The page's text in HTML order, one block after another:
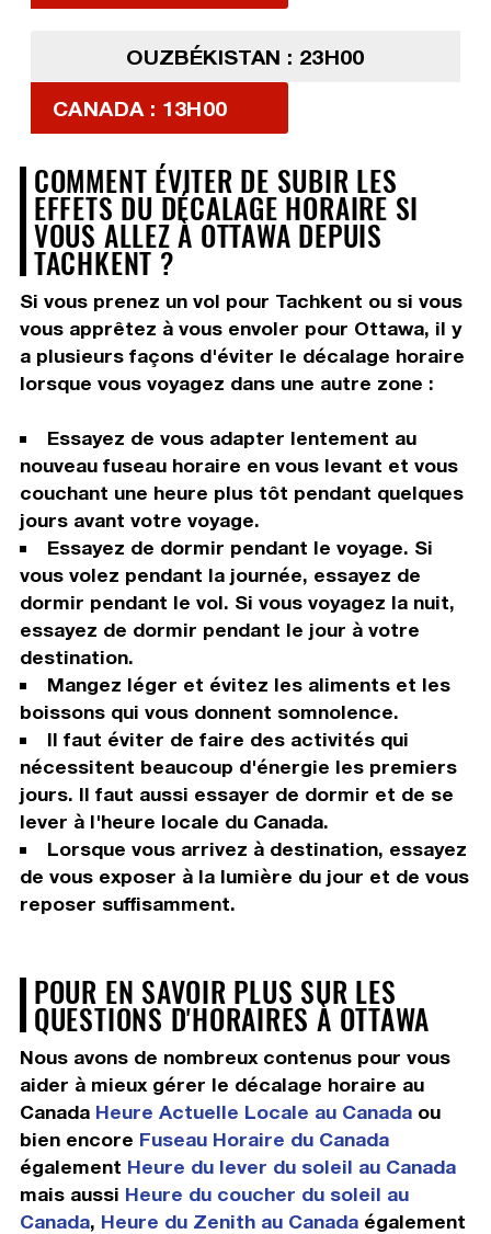
OUZBÉKISTAN : 23H00
CANADA : 13H00
COMMENT ÉVITER DE SUBIR LES
EFFETS DU DÉCALAGE HORAIRE SI
VOUS ALLEZ À OTTAWA DEPUIS
TACHKENT ?
Si vous prenez un vol pour Tachkent ou si vous
vous apprêtez à vous envoler pour Ottawa, il y
a plusieurs façons d'éviter le décalage horaire
lorsque vous voyagez dans une autre zone :
Essayez de vous adapter lentement au
nouveau fuseau horaire en vous levant et vous
couchant une heure plus tôt pendant quelques
jours avant votre voyage.
Essayez de dormir pendant le voyage. Si
vous volez pendant la journée, essayez de
dormir pendant le vol. Si vous voyagez la nuit,
essayez de dormir pendant le jour à votre
destination.
Mangez léger et évitez les aliments et les
boissons qui vous donnent somnolence.
Il faut éviter de faire des activités qui
nécessitent beaucoup d'énergie les premiers
jours. Il faut aussi essayer de dormir et de se
lever à l'heure locale du Canada.
Lorsque vous arrivez à destination, essayez
de vous exposer à la lumière du jour et de vous
reposer suffisamment.
POUR EN SAVOIR PLUS SUR LES
QUESTIONS D'HORAIRES À OTTAWA
Nous avons de nombreux contenus pour vous
aider à mieux gérer le décalage horaire au
Canada Heure Actuelle Locale au Canadaou
bien encore Fuseau Horaire du Canada
également Heure du lever du soleil au Canada
mais aussi Heure du coucher du soleil au
Canada, Heure du Zenith au Canadaégalement